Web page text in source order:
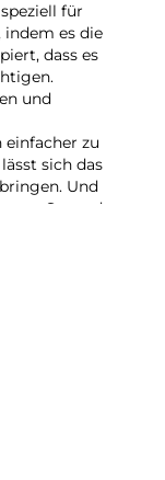
für
es die
dass es
und
einfacher zu
sich das
Und
Second